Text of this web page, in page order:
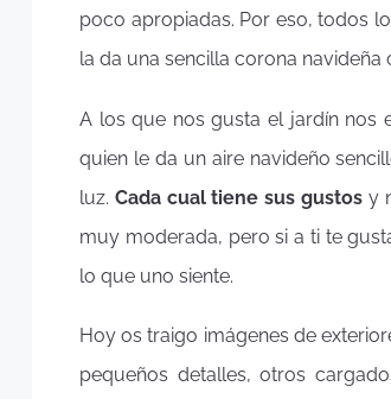
poco apropiadas. Por eso, todos
la da una sencilla corona
A los que nos gusta el jardín nos
quien le da un aire navideño
luz. Cada cual tiene sus gustos y
muy moderada, pero si a ti te
lo que uno siente.
Hoy os traigo imágenes de
pequeños detalles, otros